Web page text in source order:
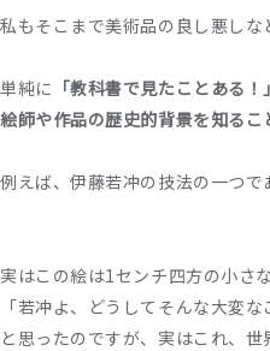
私もそこまで美術品の良し悪しな
単純に 「教科書で見たことある！」
絵師や作品の歴史的背景を知るこ
例えば、伊藤若冲の技法の一つで
実はこの絵は1センチ四方の小さ
「若冲よ、どうしてそんな大変な
と思ったのですが、実はこれ、世